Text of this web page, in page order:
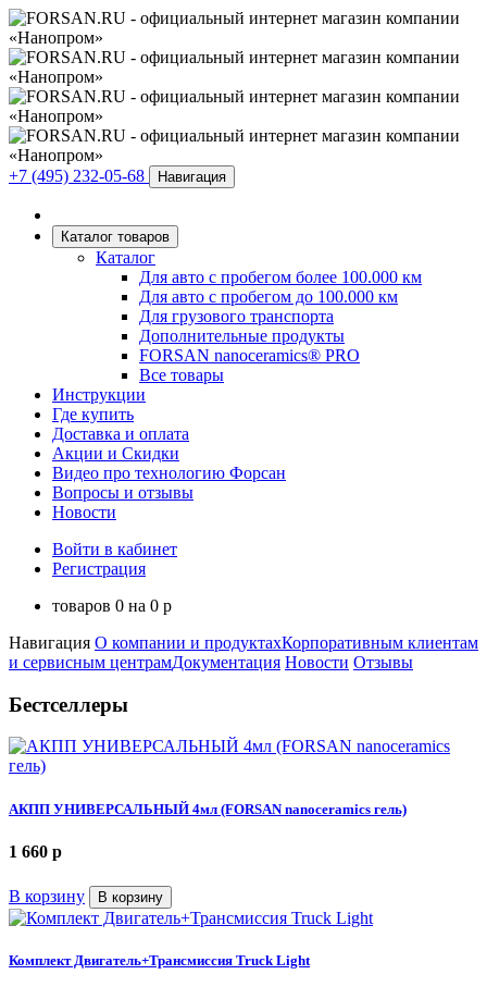
+7 (495) 232-05-68 Навигация
Каталог товаров
Каталог
Для авто с пробегом более 100.000 км
Для авто с пробегом до 100.000 км
Для грузового транспорта
Дополнительные продукты
FORSAN nanoceramics® PRO
Все товары
Инструкции
Где купить
Доставка и оплата
Акции и Скидки
Видео про технологию Форсан
Вопросы и отзывы
Новости
Войти в кабинет
Регистрация
товаров 0 на 0 p
Навигация О компании и продуктахКорпоративным клиентам
и сервисным центрамДокументация Новости Отзывы
Бестселлеры
АКПП УНИВЕРСАЛЬНЫЙ 4мл (FORSAN nanoceramics гель)
1 660 p
В корзину В корзину
Комплект Двигатель+Трансмиссия Truck Light